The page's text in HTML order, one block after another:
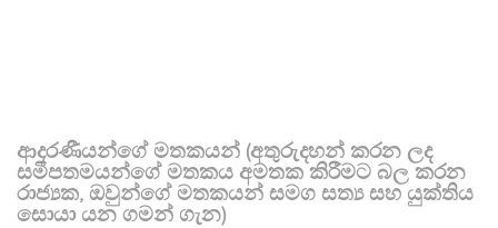
ආදරණීයන්ගේ මතකයන් (අතුරුදහන් කරන ලද
සමීපතමයන්ගේ මතකය අමතක කිරීමට බල කරන
රාජ්‍යක, ඔවුන්ගේ මතකයන් සමග සත්‍ය සහ යුක්තිය
සොයා යන ගමන් ගැන)